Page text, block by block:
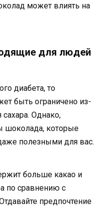
может влиять на
для людей
диабета, то
быть ограничено из-
Однако,
шоколада, которые
полезными для вас.
больше какао и
по сравнению с
предпочтение